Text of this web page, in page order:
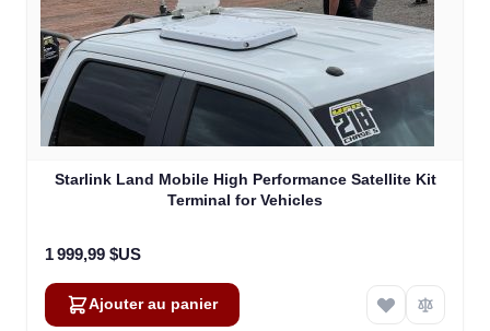
Starlink Land Mobile High Performance Satellite Kit
Terminal for Vehicles
1 999,99 $US
Ajouter au panier